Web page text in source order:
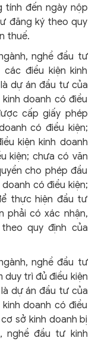
tính đến ngày nộp
đăng ký theo quy
thuế.
nghề đầu tư
điều kiện kinh
dự án đầu tư của
doanh có điều
cấp giấy phép
có điều kiện;
kiện kinh doanh
kiện; chưa có văn
cho phép đầu
có điều kiện;
thực hiện đầu tư
phải có xác nhận,
quy định của
nghề đầu tư
duy trì đủ điều kiện
dự án đầu tư của
doanh có điều
sở kinh doanh bị
nghề đầu tư kinh